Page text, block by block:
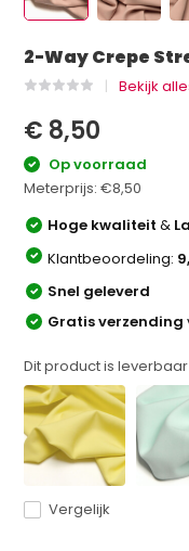
2-Way Crepe
Bekijk
€ 8,50
Op voorraad
Meterprijs:€8,50
Hoge kwaliteit&
Klantbeoordeling:
Snel geleverd
Gratis verzending
Dit product is
Vergelijk